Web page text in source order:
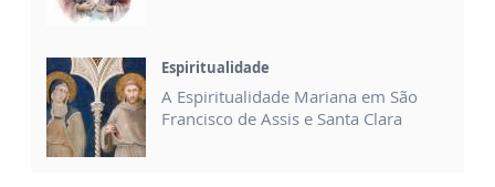
Espiritualidade
A Espiritualidade Mariana em São
Francisco de Assis e Santa Clara